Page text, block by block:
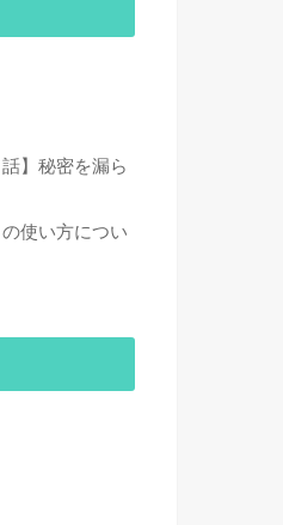
】秘密を漏ら
使い方につい